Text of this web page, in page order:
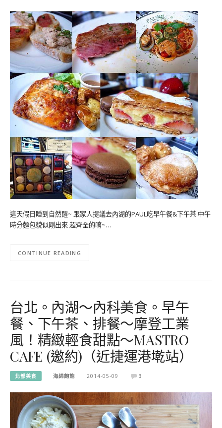
這天假日睡到自然醒~ 跟家人提議去內湖的PAUL吃早午餐&下午茶 中午
時分麵包貌似剛出來 超齊全的唷~…
CONTINUE READING
台北。內湖～內科美食。早午
餐、下午茶、排餐～摩登工業
風！精緻輕食甜點～MASTRO
CAFE (邀約)（近捷運港墘站）
北部美食 海綿飽飽 2014-05-09 3